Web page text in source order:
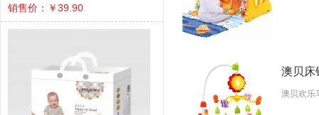
澳贝
澳贝欢乐
销售价：￥39.90